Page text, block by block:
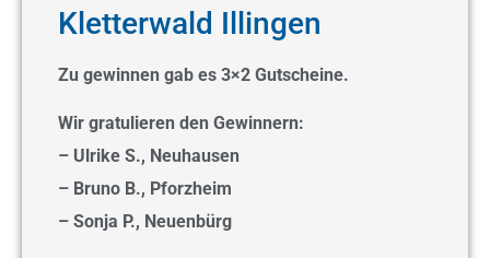
Kletterwald Illingen
Zu gewinnen gab es 3×2 Gutscheine.
Wir gratulieren den Gewinnern:
– Ulrike S., Neuhausen
– Bruno B., Pforzheim
– Sonja P., Neuenbürg